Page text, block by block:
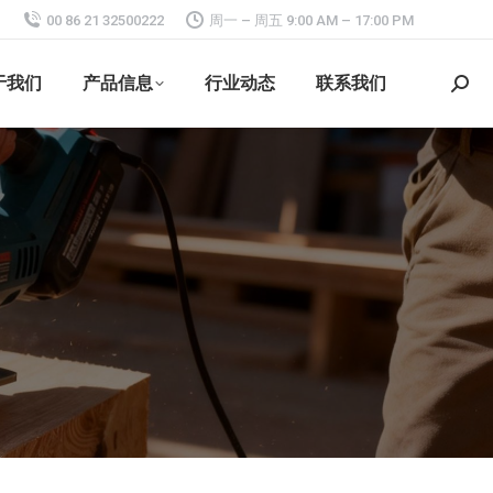
00 86 21 32500222 周一 – 周五 9:00 AM – 17:00 PM
我们 产品信息 行业动态 联系我们
搜